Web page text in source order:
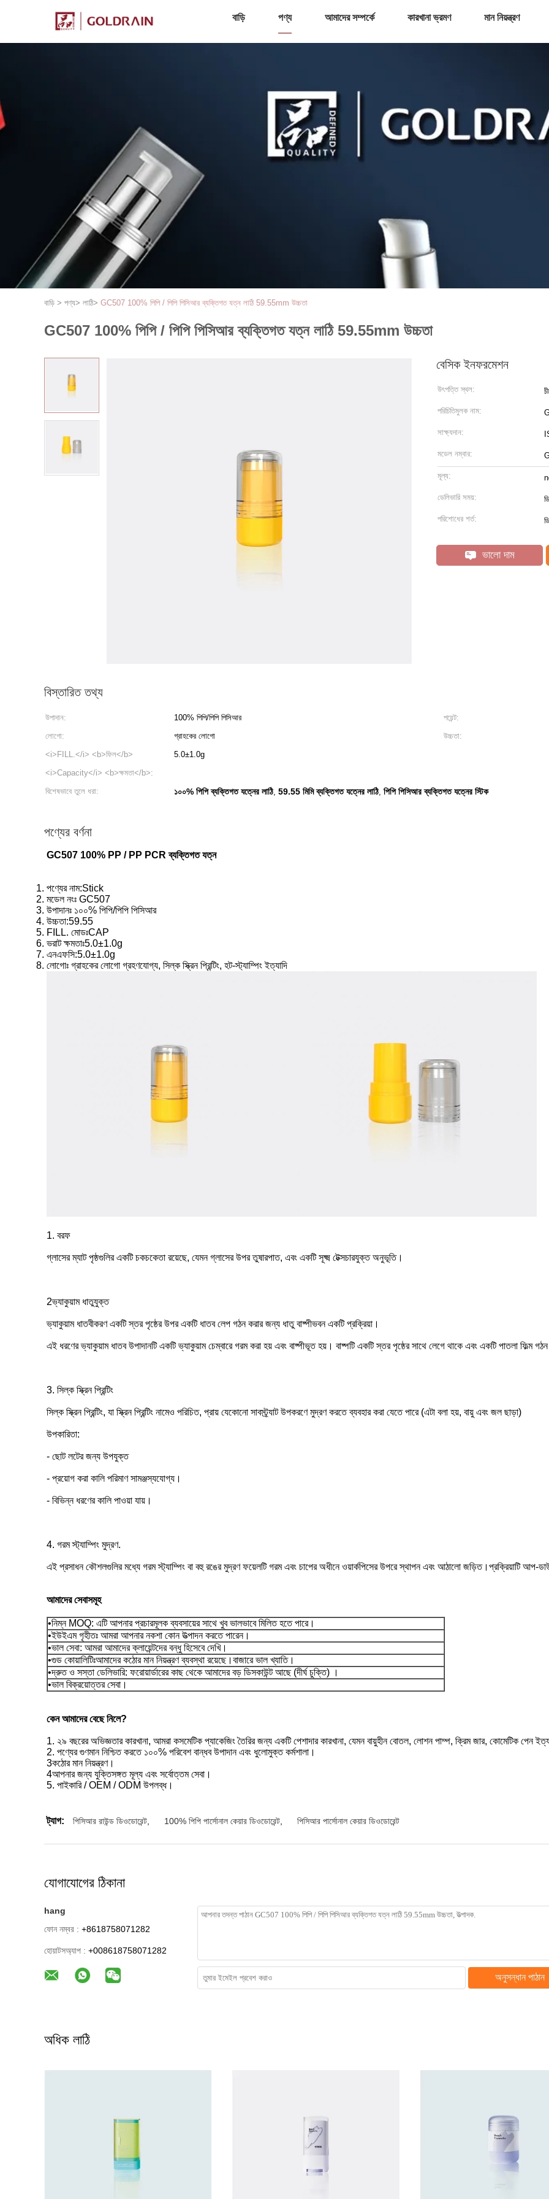
বাড়ি পণ্য আমাদের সম্পর্কে কারখানা ভ্রমণ মান নিয়ন্ত্রণ
বাড়ি > পণ্য> লাঠি> GC507 100% পিপি / পিপি পিসিআর ব্যক্তিগত যত্ন লাঠি 59.55mm উচ্চতা
GC507 100% পিপি / পিপি পিসিআর ব্যক্তিগত যত্ন লাঠি 59.55mm উচ্চতা
বেসিক ইনফরমেশন
উৎপত্তি স্থল:
পরিচিতিমুলক নাম:
সাক্ষ্যদান:
মডেল নম্বার:
মূল্য:
ডেলিভারি সময়:
পরিশোধের শর্ত:
ভালো দাম
বিস্তারিত তথ্য
উপাদান: 100% পিপি/পিপি পিসিআর পয়েন্ট:
লোগো:
গ্রাহকের লোগো উচ্চতা:
<i>FILL.</i> <b>ফিল</b>
<i>Capacity</i> <b>ক্ষমতা</b>:
5.0±1.0g
বিশেষভাবে তুলে ধরা: ১০০% পিপি ব্যক্তিগত যত্নের লাঠি, 59.55 মিমি ব্যক্তিগত যত্নের লাঠি, পিপি পিসিআর ব্যক্তিগত যত্নের স্টিক
পণ্যের বর্ণনা
GC507 100% PP / PP PCR ব্যক্তিগত যত্ন
পণ্যের নাম:Stick
মডেল নংঃ GC507
উপাদানঃ ১০০% পিপি/পিপি পিসিআর
উচ্চতা:59.55
FILL. মোডঃCAP
ভরাট ক্ষমতাঃ5.0±1.0g
এনএফসি:5.0±1.0g
লোগোঃ গ্রাহকের লোগো গ্রহণযোগ্য, সিল্ক স্ক্রিন প্রিন্টিং, হট-স্ট্যাম্পিং ইত্যাদি
1. বরফ
গ্লাসের ম্যাট পৃষ্ঠগুলির একটি চকচকেতা রয়েছে, যেমন গ্লাসের উপর তুষারপাত, এবং একটি সূক্ষ্ম টেক্সচারযুক্ত অনুভূতি।
2ভ্যাকুয়াম ধাতুযুক্ত
ভ্যাকুয়াম ধাতবীকরণ একটি স্তর পৃষ্ঠের উপর একটি ধাতব লেপ গঠন করার জন্য ধাতু বাষ্পীভবন একটি প্রক্রিয়া।
এই ধরণের ভ্যাকুয়াম ধাতব উপাদানটি একটি ভ্যাকুয়াম চেম্বারে গরম করা হয় এবং বাষ্পীভূত হয়। বাষ্পটি একটি স্তর পৃষ্ঠের সাথে লেগে থাকে এবং একটি পাতলা ফিল্ম
3. সিল্ক স্ক্রিন প্রিন্টিং
সিল্ক স্ক্রিন প্রিন্টিং, যা স্ক্রিন প্রিন্টিং নামেও পরিচিত, প্রায় যেকোনো সাবস্ট্র্যাট উপকরণে মুদ্রণ করতে ব্যবহার করা যেতে পারে (এটা বলা হয়, বায়ু এবং জল ছাড়া)
উপকারিতা:
- ছোট লটের জন্য উপযুক্ত
- প্রয়োগ করা কালি পরিমাণ সামঞ্জস্যযোগ্য।
- বিভিন্ন ধরণের কালি পাওয়া যায়।
4. গরম স্ট্যাম্পিং মুদ্রণ.
এই প্রসাধন কৌশলগুলির মধ্যে গরম স্ট্যাম্পিং বা বহু রঙের মুদ্রণ ফয়েলটি গরম এবং চাপের অধীনে ওয়ার্কপিসের উপরে স্থাপন এবং আঠালো জড়িত।প্রক্রিয়াটি আপ-
আমাদের সেবাসমূহ
•নিম্ন MOQ: এটি আপনার প্রচারমূলক ব্যবসায়ের সাথে খুব ভালভাবে মিলিত হতে পারে।
•ইউইএম গৃহীতঃ আমরা আপনার নকশা কোন উত্পাদন করতে পারেন।
•ভাল সেবা: আমরা আমাদের ক্লায়েন্টদের বন্ধু হিসেবে দেখি।
•গুড কোয়ালিটিঃআমাদের কঠোর মান নিয়ন্ত্রণ ব্যবস্থা রয়েছে।বাজারে ভাল খ্যাতি।
•দ্রুত ও সস্তা ডেলিভারি: ফরোয়ার্ডারের কাছ থেকে আমাদের বড় ডিসকাউন্ট আছে (দীর্ঘ চুক্তি) ।
•ভাল বিক্রয়োত্তর সেবা।
কেন আমাদের বেছে নিলে?
1. ২৯ বছরের অভিজ্ঞতার কারখানা, আমরা কসমেটিক প্যাকেজিং তৈরির জন্য একটি পেশাদার কারখানা, যেমন বায়ুহীন বোতল, লোশন পাম্প, ক্রিম জার, কোমেটিক পেন
2. পণ্যের গুণমান নিশ্চিত করতে ১০০% পরিবেশ বান্ধব উপাদান এবং ধুলোমুক্ত কর্মশালা।
3কঠোর মান নিয়ন্ত্রণ।
4আপনার জন্য যুক্তিসঙ্গত মূল্য এবং সর্বোত্তম সেবা।
5. পাইকারি / OEM / ODM উপলব্ধ।
ট্যাগ: পিসিআর রাউন্ড ডিওডোরেন্ট 100% পিপি পার্সোনাল কেয়ার ডিওডোরেন্ট পিসিআর পার্সোনাল কেয়ার ডিওডোরেন্ট
যোগাযোগের ঠিকানা
hang
ফোন নম্বর : +8618758071282
হোয়াটসঅ্যাপ : +008618758071282
অনুসন্ধান পাঠান
অধিক লাঠি